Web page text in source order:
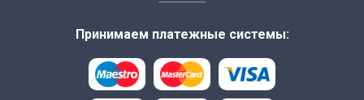
Принимаем платежные системы: